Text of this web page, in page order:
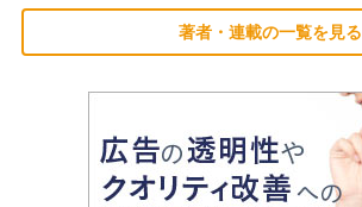
著者・連載の一覧を見る